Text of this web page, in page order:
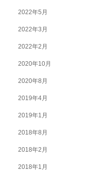
2022年5月
2022年3月
2022年2月
2020年10月
2020年8月
2019年4月
2019年1月
2018年8月
2018年2月
2018年1月